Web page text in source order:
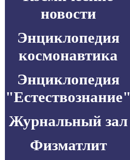
новости
Энциклопедия
космонавтика
Энциклопедия
"Естествознание"
Журнальный зал
Физматлит